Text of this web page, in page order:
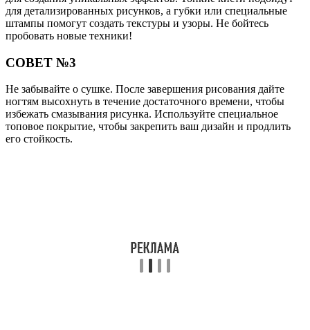
для детализированных рисунков, а губки или специальные
штампы помогут создать текстуры и узоры. Не бойтесь
пробовать новые техники!
СОВЕТ №3
Не забывайте о сушке. После завершения рисования дайте
ногтям высохнуть в течение достаточного времени, чтобы
избежать смазывания рисунка. Используйте специальное
топовое покрытие, чтобы закрепить ваш дизайн и продлить
его стойкость.